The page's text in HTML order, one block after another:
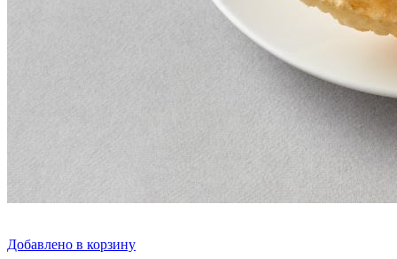
Добавлено в корзину